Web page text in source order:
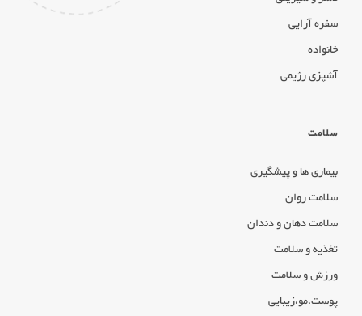
سفره آرایی
خانواده
آشپزی رژیمی
سلامت
بیماری ها و پیشگیری
سلامت روان
سلامت دهان و دندان
تغذیه و سلامت
ورزش و سلامت
پوست،مو،زیبایی